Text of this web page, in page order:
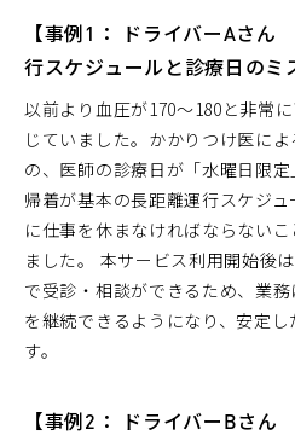
【事例1： ドライバーAさ
行スケジュールと診療日のミ
以前より血圧が170～180と非常
じていました。かかりつけ医に
の、医師の診療日が「水曜日限
帰着が基本の長距離運行スケジ
に仕事を休まなければならない
ました。 本サービス利用開始後
で受診・相談ができるため、業
を継続できるようになり、安定
す。
【事例2： ドライバーBさ